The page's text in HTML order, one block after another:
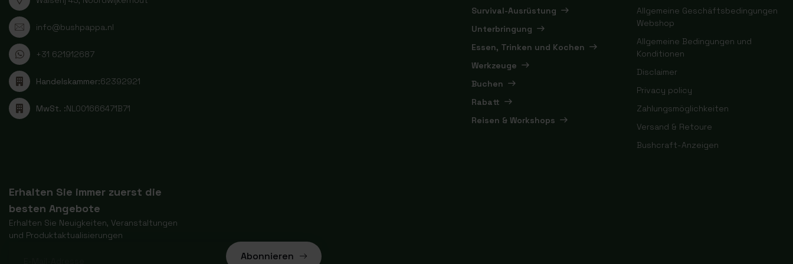
info@bushpappa.nl
+31 621912687
Handelskammer:62392921
MwSt. :NL001666471B71
Survival-Ausrüstung
Unterbringung
Essen, Trinken und Kochen
Werkzeuge
Buchen
Rabatt
Reisen & Workshops
Allgemeine Geschäftsbedingungen
Webshop
Allgemeine Bedingungen und
Konditionen
Disclaimer
Privacy policy
Zahlungsmöglichkeiten
Versand & Retoure
Bushcraft-Anzeigen
Erhalten Sie immer zuerst die
besten Angebote
Erhalten Sie Neuigkeiten, Veranstaltungen
und Produktaktualisierungen
Abonnieren